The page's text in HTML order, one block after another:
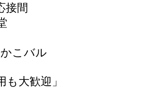
接間
こバル
も大歓迎」